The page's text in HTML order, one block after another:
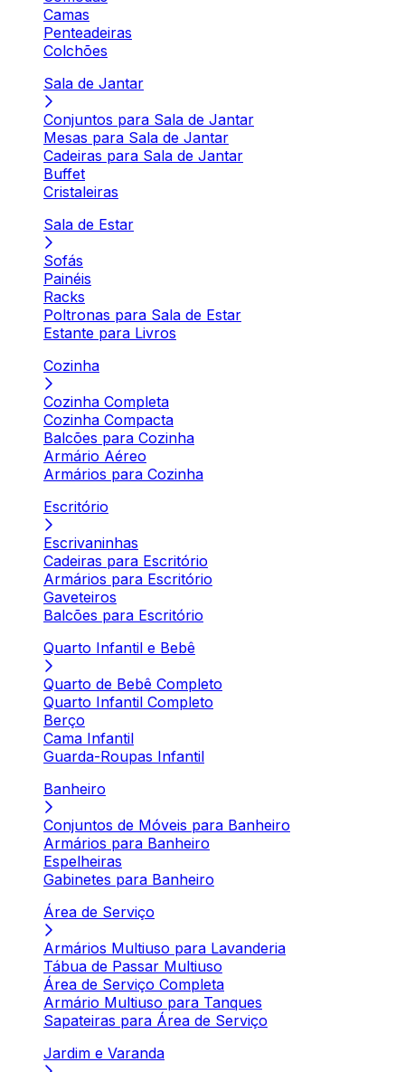
Camas
Penteadeiras
Colchões
Sala de Jantar
Conjuntos para Sala de Jantar
Mesas para Sala de Jantar
Cadeiras para Sala de Jantar
Buffet
Cristaleiras
Sala de Estar
Sofás
Painéis
Racks
Poltronas para Sala de Estar
Estante para Livros
Cozinha
Cozinha Completa
Cozinha Compacta
Balcões para Cozinha
Armário Aéreo
Armários para Cozinha
Escritório
Escrivaninhas
Cadeiras para Escritório
Armários para Escritório
Gaveteiros
Balcões para Escritório
Quarto Infantil e Bebê
Quarto de Bebê Completo
Quarto Infantil Completo
Berço
Cama Infantil
Guarda-Roupas Infantil
Banheiro
Conjuntos de Móveis para Banheiro
Armários para Banheiro
Espelheiras
Gabinetes para Banheiro
Área de Serviço
Armários Multiuso para Lavanderia
Tábua de Passar Multiuso
Área de Serviço Completa
Armário Multiuso para Tanques
Sapateiras para Área de Serviço
Jardim e Varanda